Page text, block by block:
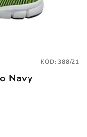
Navy
KÓD:388/21